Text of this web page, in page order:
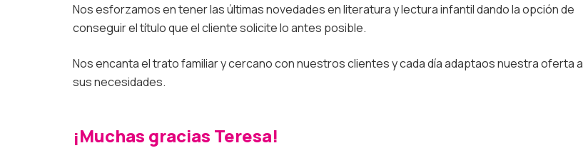
Nos esforzamos en tener las últimas novedades en literatura y lectura infantil dando la opción de
conseguir el título que el cliente solicite lo antes posible.
Nos encanta el trato familiar y cercano con nuestros clientes y cada día adaptaos nuestra oferta a
sus necesidades.
¡Muchas gracias Teresa!